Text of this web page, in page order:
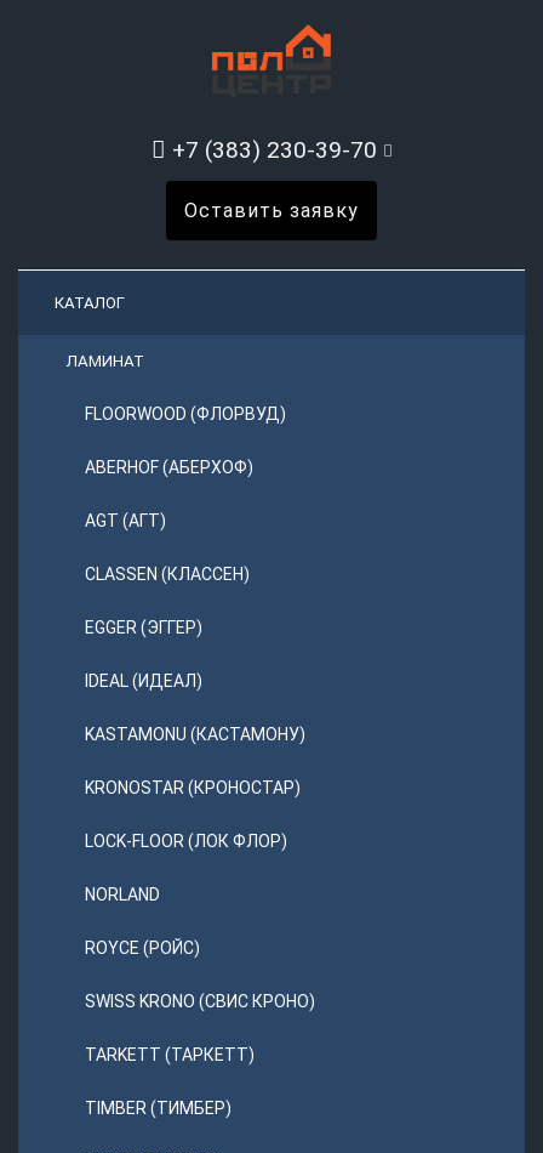
+7 (383) 230-39-70
Оставить заявку
КАТАЛОГ
ЛАМИНАТ
FLOORWOOD (ФЛОРВУД)
ABERHOF (АБЕРХОФ)
AGT (АГТ)
CLASSEN (КЛАССЕН)
EGGER (ЭГГЕР)
IDEAL (ИДЕАЛ)
KASTAMONU (КАСТАМОНУ)
KRONOSTAR (КРОНОСТАР)
LOCK-FLOOR (ЛОК ФЛОР)
NORLAND
ROYCE (РОЙС)
SWISS KRONO (СВИС КРОНО)
TARKETT (ТАРКЕТТ)
TIMBER (ТИМБЕР)